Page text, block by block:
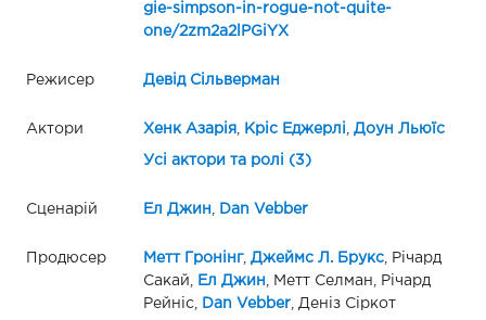
gie-simpson-in-rogue-not-quite-
one/2zm2a2lPGiYX
Режисер Девід Сільверман
Актори Хенк Азарія, Кріс Еджерлі Доун Льюїс
Усі актори та ролі (3)
Сценарій Ел Джин Dan Vebber
Продюсер Метт Гронінг, Джеймс Л. Брукс, Річард
Сакай,
Ел Джин , Метт Селман, Річард
Рейніс,
Dan Vebber, Деніз Сіркот